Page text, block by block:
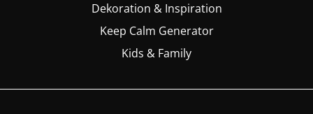
Dekoration & Inspiration
Keep Calm Generator
Kids & Family